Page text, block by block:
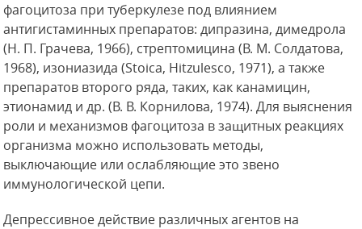
фагоцитоза при туберкулезе под влиянием
антигистаминных препаратов: дипразина, димедрола
(Н. П. Грачева, 1966), стрептомицина (В. М. Солдатова,
1968), изониазида (Stoica, Hitzulesco, 1971), а также
препаратов второго ряда, таких, как канамицин,
этионамид и др. (В. В. Корнилова, 1974). Для выяснения
роли и механизмов фагоцитоза в защитных реакциях
организма можно использовать методы,
выключающие или ослабляющие это звено
иммунологической цепи.
Депрессивное действие различных агентов на